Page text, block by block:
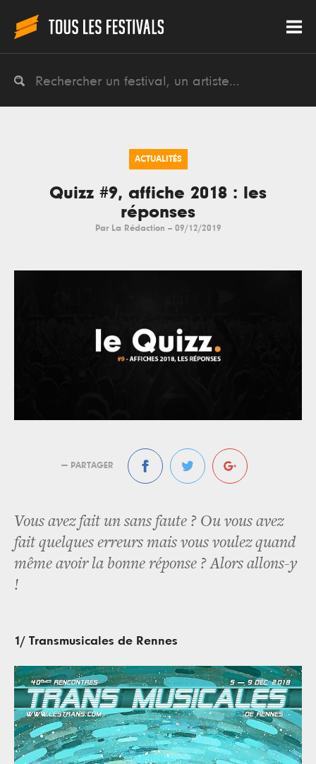
ACTUALITÉS
Quizz #9, affiche 2018 : les
réponses
Par La Rédaction -- 09/12/2019
— PARTAGER
Vous avez fait un sans faute ? Ou vous avez
fait quelques erreurs mais vous voulez quand
même avoir la bonne réponse ? Alors allons-y
!
1/ Transmusicales de Rennes